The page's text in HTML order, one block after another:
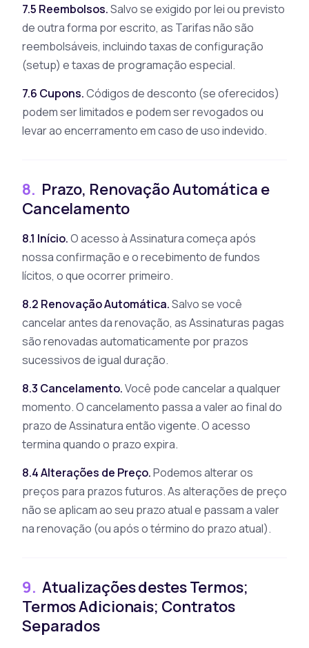
7.5 Reembolsos.Salvo se exigido por lei ou previsto
de outra forma por escrito, as Tarifas não são
reembolsáveis, incluindo taxas de configuração
(setup) e taxas de programação especial.
7.6 Cupons.Códigos de desconto (se oferecidos)
podem ser limitados e podem ser revogados ou
levar ao encerramento em caso de uso indevido.
8. Prazo, Renovação Automática e
Cancelamento
8.1 Início.O acesso à Assinatura começa após
nossa confirmação e o recebimento de fundos
lícitos, o que ocorrer primeiro.
8.2 Renovação Automática.Salvo se você
cancelar antes da renovação, as Assinaturas pagas
são renovadas automaticamente por prazos
sucessivos de igual duração.
8.3 Cancelamento.Você pode cancelar a qualquer
momento. O cancelamento passa a valer ao final do
prazo de Assinatura então vigente. O acesso
termina quando o prazo expira.
8.4 Alterações de Preço.Podemos alterar os
preços para prazos futuros. As alterações de preço
não se aplicam ao seu prazo atual e passam a valer
na renovação (ou após o término do prazo atual).
9. Atualizações destes Termos;
Termos Adicionais; Contratos
Separados